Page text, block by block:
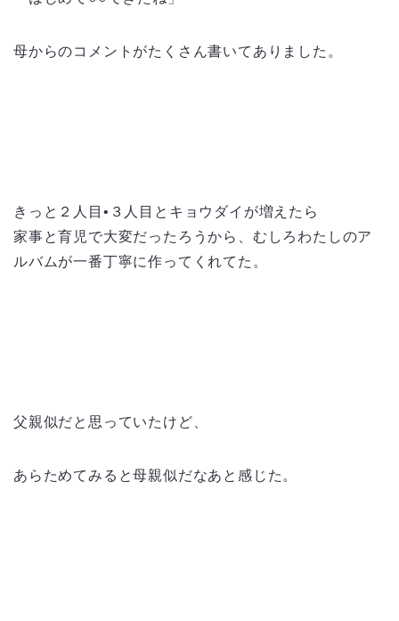
母からのコメントがたくさん書いてありました。
きっと２人目•３人目とキョウダイが増えたら
家事と育児で大変だったろうから、むしろわたしのア
ルバムが一番丁寧に作ってくれてた。
父親似だと思っていたけど、
あらためてみると母親似だなあと感じた。